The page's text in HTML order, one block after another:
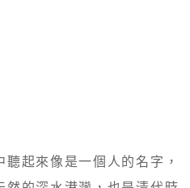
聽起來像是一個人的名字，